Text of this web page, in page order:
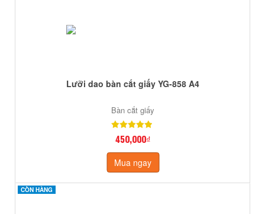
Lưỡi dao bàn cắt giấy YG-858 A4
Bàn cắt giấy
450,000₫
Mua ngay
CÒN HÀNG
CÒN HÀNG